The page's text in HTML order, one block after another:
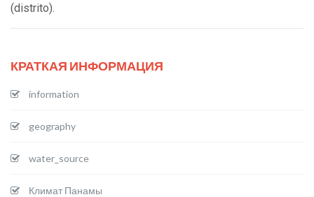
(distrito).
КРАТКАЯ ИНФОРМАЦИЯ
information
geography
water_source
Климат Панамы